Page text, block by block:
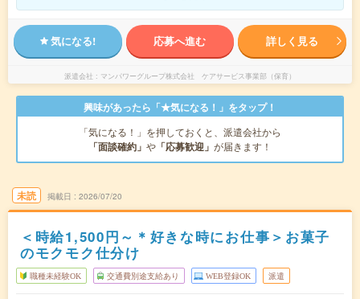
気になる! 応募へ進む 詳しく見る
派遣会社 マンパワーグループ株式会社 ケアサービス事業部（保育）
興味があったら「★気になる！」をタップ！
「気になる！」を押しておくと、派遣会社から
「面談確約」 や 「応募歓迎」 が届きます！
未読 掲載日 2026/07/20
＜時給1,500円～＊好きな時にお仕事＞お菓子
のモクモク仕分け
職種未経験OK 交通費別途支給あり WEB登録OK 派遣